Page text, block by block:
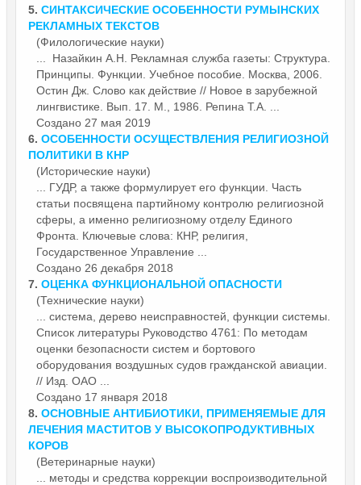
5. СИНТАКСИЧЕСКИЕ ОСОБЕННОСТИ РУМЫНСКИХ
РЕКЛАМНЫХ ТЕКСТОВ
(Филологические науки)
... Назайкин А.Н. Рекламная служба газеты: Структура.
Принципы. Функции . Учебное пособие. Москва, 2006.
Остин Дж. Слово как действие // Новое в зарубежной
лингвистике. Вып. 17. М., 1986. Репина Т.А. ...
Создано 27 мая 2019
6. ОСОБЕННОСТИ ОСУЩЕСТВЛЕНИЯ РЕЛИГИОЗНОЙ
ПОЛИТИКИ В КНР
(Исторические науки)
... ГУДР, а также формулирует его функции . Часть
статьи посвящена партийному контролю религиозной
сферы, а именно религиозному отделу Единого
Фронта. Ключевые слова: КНР, религия,
Государственное Управление ...
Создано 26 декабря 2018
7. ОЦЕНКА ФУНКЦИОНАЛЬНОЙ ОПАСНОСТИ
(Технические науки)
... система, дерево неисправностей, функции системы.
Список литературы Руководство 4761: По методам
оценки безопасности систем и бортового
оборудования воздушных судов гражданской авиации.
// Изд. ОАО ...
Создано 17 января 2018
8. ОСНОВНЫЕ АНТИБИОТИКИ, ПРИМЕНЯЕМЫЕ ДЛЯ
ЛЕЧЕНИЯ МАСТИТОВ У ВЫСОКОПРОДУКТИВНЫХ
КОРОВ
(Ветеринарные науки)
... методы и средства коррекции воспроизводительной